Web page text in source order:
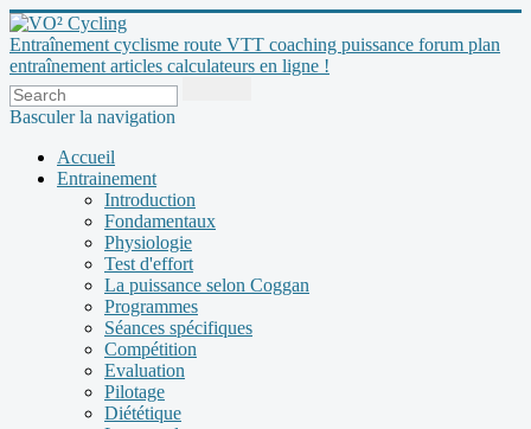
Entraînement cyclisme route VTT coaching puissance forum plan
entraînement articles calculateurs en ligne !
Basculer la navigation
Accueil
Entrainement
Introduction
Fondamentaux
Physiologie
Test d'effort
La puissance selon Coggan
Programmes
Séances spécifiques
Compétition
Evaluation
Pilotage
Diététique